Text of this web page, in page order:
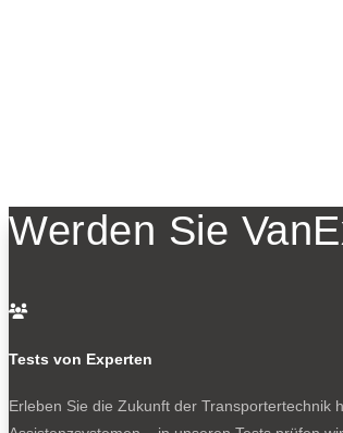
Werden Sie

Tests von Experten
Erleben Sie die Zukunft der Transportertechnik